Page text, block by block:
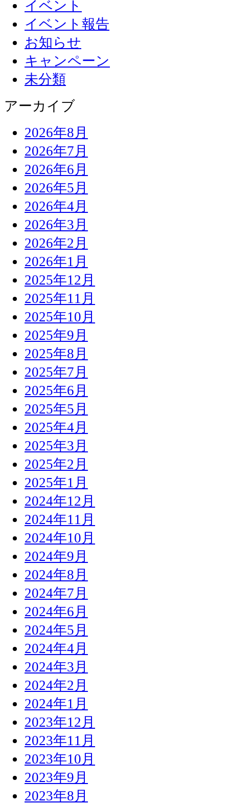
イベント
イベント報告
お知らせ
キャンペーン
未分類
アーカイブ
2026年8月
2026年7月
2026年6月
2026年5月
2026年4月
2026年3月
2026年2月
2026年1月
2025年12月
2025年11月
2025年10月
2025年9月
2025年8月
2025年7月
2025年6月
2025年5月
2025年4月
2025年3月
2025年2月
2025年1月
2024年12月
2024年11月
2024年10月
2024年9月
2024年8月
2024年7月
2024年6月
2024年5月
2024年4月
2024年3月
2024年2月
2024年1月
2023年12月
2023年11月
2023年10月
2023年9月
2023年8月